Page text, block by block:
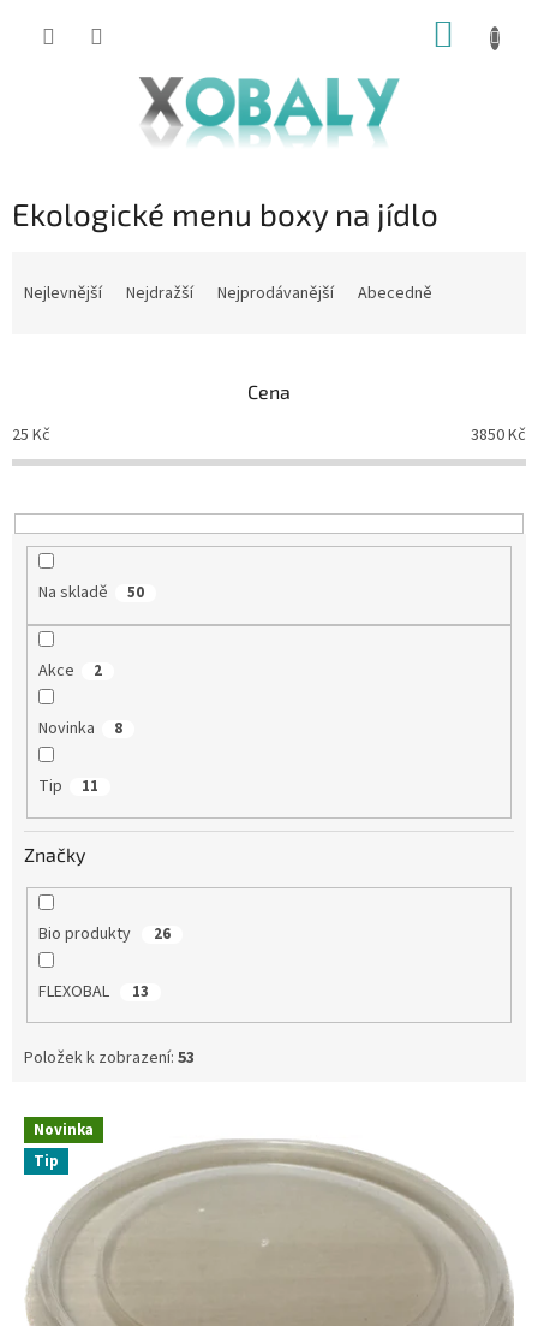
KOŠÍK
Ekologické menu boxy na jídlo
p
r
o
u
Nejlevnější Nejdražší Nejprodávanější Abecedně
Cena
25 Kč 3850Kč
Na skladě 50
Akce 2
Novinka 8
Tip 11
Značky
Bio produkty 26
FLEXOBAL 13
Položek k zobrazení: 53
V
p
Novinka
Tip